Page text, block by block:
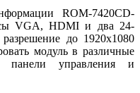
ROM-7420CD-
VGA, HDMI и два 24-
до 1920x1080
модуль в различные
панели управления и